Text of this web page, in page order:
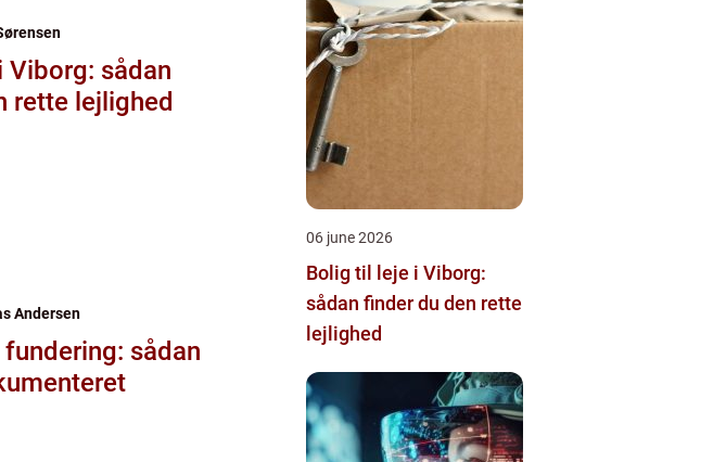
sådan
rette lejlighed
Andersen
sådan
06 june 2026
Bolig til leje i Viborg:
sådan finder du den rette
lejlighed